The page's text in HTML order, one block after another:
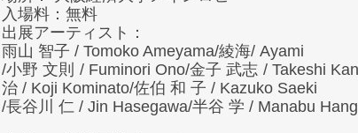
入場料：無料
出展アーティスト：
雨山 智子 / Tomoko Ameyama/綾海/ Ayami
/小野 文則 / Fuminori Ono/金子 武志 / Takeshi
治 / Koji Kominato/佐伯 和 子 / Kazuko Saeki
/長谷川 仁 / Jin Hasegawa/半谷 学 / Manabu